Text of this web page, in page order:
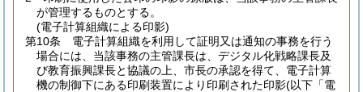
が管理するものとする。
(電子計算組織による印影)
第10条
電子計算組織を利用して証明又は通知の事務を行う
場合には、当該事務の主管課長は、デジタル化戦略課長及
び教育振興課長と協議の上、市長の承認を得て、電子計算
機の制御下にある印刷装置により印刷された印影(以下「電